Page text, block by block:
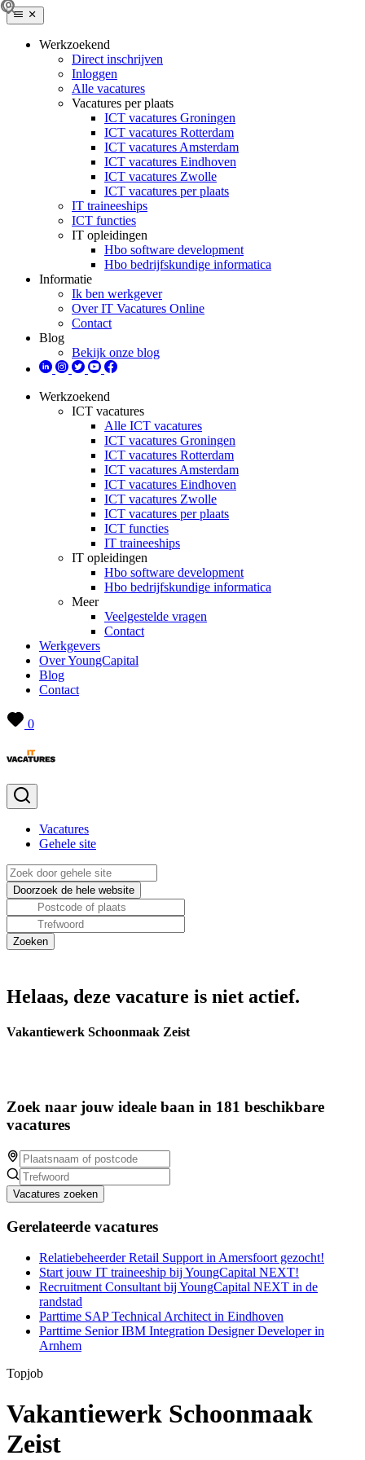
Werkzoekend
Direct inschrijven
Inloggen
Alle vacatures
Vacatures per plaats
ICT vacatures Groningen
ICT vacatures Rotterdam
ICT vacatures Amsterdam
ICT vacatures Eindhoven
ICT vacatures Zwolle
ICT vacatures per plaats
IT traineeships
ICT functies
IT opleidingen
Hbo software development
Hbo bedrijfskundige informatica
Informatie
Ik ben werkgever
Over IT Vacatures Online
Contact
Blog
Bekijk onze blog
Werkzoekend
ICT vacatures
Alle ICT vacatures
ICT vacatures Groningen
ICT vacatures Rotterdam
ICT vacatures Amsterdam
ICT vacatures Eindhoven
ICT vacatures Zwolle
ICT vacatures per plaats
ICT functies
IT traineeships
IT opleidingen
Hbo software development
Hbo bedrijfskundige informatica
Meer
Veelgestelde vragen
Contact
Werkgevers
Over YoungCapital
Blog
Contact
0
Vacatures
Gehele site
Helaas, deze vacature is niet actief.
Vakantiewerk Schoonmaak Zeist
Zoek naar jouw ideale baan in 181 beschikbare
vacatures
Vacatures zoeken
Gerelateerde vacatures
Relatiebeheerder Retail Support in Amersfoort gezocht!
Start jouw IT traineeship bij YoungCapital NEXT!
Recruitment Consultant bij YoungCapital NEXT in de
randstad
Parttime SAP Technical Architect in Eindhoven
Parttime Senior IBM Integration Designer Developer in
Arnhem
Topjob
Vakantiewerk Schoonmaak
Zeist